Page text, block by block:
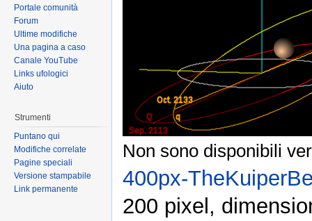
Non sono disponibili
400px-
200 pixel,
Portale comunità
Forum
Ultime modifiche
Una pagina a caso
Canale YouTube
Links ufologici
Aiuto
Strumenti
Puntano qui
Modifiche correlate
Pagine speciali
Versione stampabile
Link permanente